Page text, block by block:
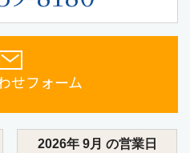
せフォーム